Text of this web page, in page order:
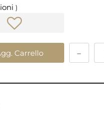
)
Carrello